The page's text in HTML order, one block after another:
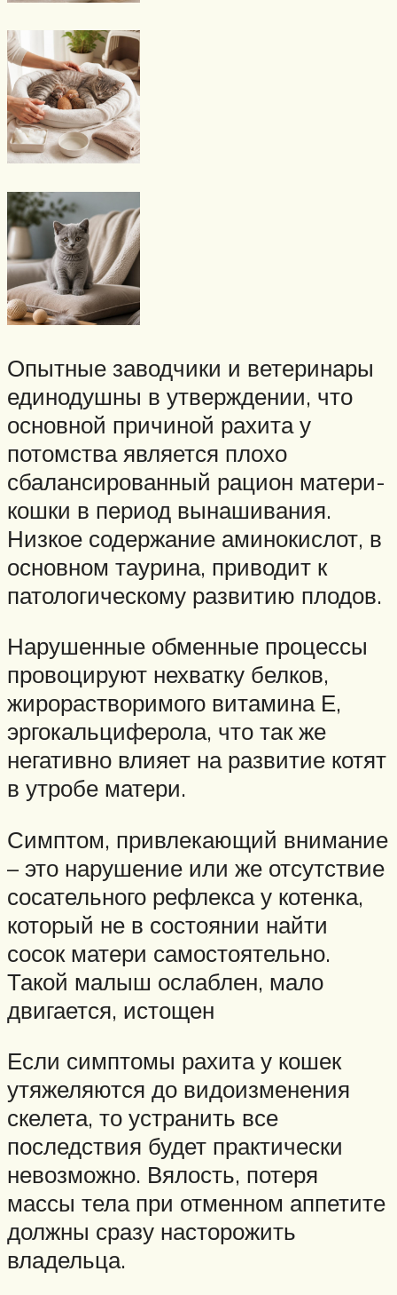
Опытные заводчики и ветеринары
единодушны в утверждении, что
основной причиной рахита у
потомства является плохо
сбалансированный рацион матери-
кошки в период вынашивания.
Низкое содержание аминокислот, в
основном таурина, приводит к
патологическому развитию плодов.
Нарушенные обменные процессы
провоцируют нехватку белков,
жирорастворимого витамина Е,
эргокальциферола, что так же
негативно влияет на развитие котят
в утробе матери.
Симптом, привлекающий внимание
– это нарушение или же отсутствие
сосательного рефлекса у котенка,
который не в состоянии найти
сосок матери самостоятельно.
Такой малыш ослаблен, мало
двигается, истощен
Если симптомы рахита у кошек
утяжеляются до видоизменения
скелета, то устранить все
последствия будет практически
невозможно. Вялость, потеря
массы тела при отменном аппетите
должны сразу насторожить
владельца.